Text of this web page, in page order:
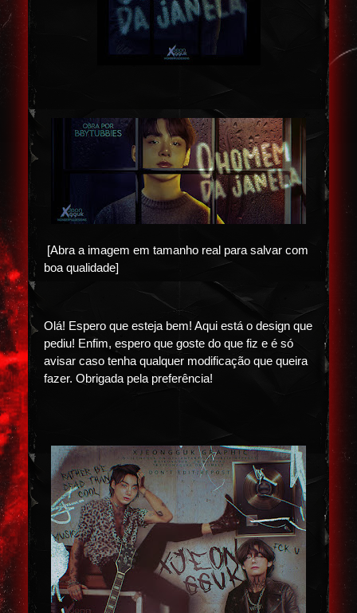
[Abra a imagem em tamanho real para salvar com
boa qualidade]
Olá! Espero que esteja bem! Aqui está o design que
pediu! Enfim, espero que goste do que fiz e é só
avisar caso tenha qualquer modificação que queira
fazer. Obrigada pela preferência!